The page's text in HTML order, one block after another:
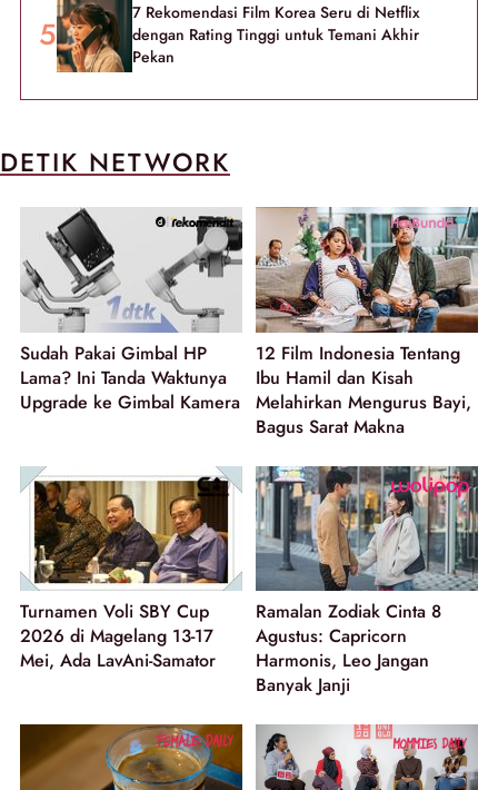
7 Rekomendasi Film Korea Seru di Netflix
dengan Rating Tinggi untuk Temani Akhir
Pekan
DETIK NETWORK
Sudah Pakai Gimbal HP
Lama? Ini Tanda Waktunya
Upgrade ke Gimbal Kamera
12 Film Indonesia Tentang
Ibu Hamil dan Kisah
Melahirkan Mengurus Bayi,
Bagus Sarat Makna
Turnamen Voli SBY Cup
2026 di Magelang 13-17
Mei, Ada LavAni-Samator
Ramalan Zodiak Cinta 8
Agustus: Capricorn
Harmonis, Leo Jangan
Banyak Janji